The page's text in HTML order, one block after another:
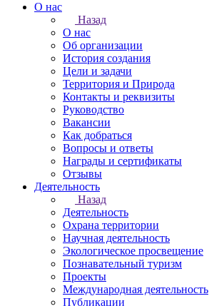
О нас
Назад
О нас
Об организации
История создания
Цели и задачи
Территория и Природа
Контакты и реквизиты
Руководство
Вакансии
Как добраться
Вопросы и ответы
Награды и сертификаты
Отзывы
Деятельность
Назад
Деятельность
Охрана территории
Научная деятельность
Экологическое просвещение
Познавательный туризм
Проекты
Международная деятельность
Публикации